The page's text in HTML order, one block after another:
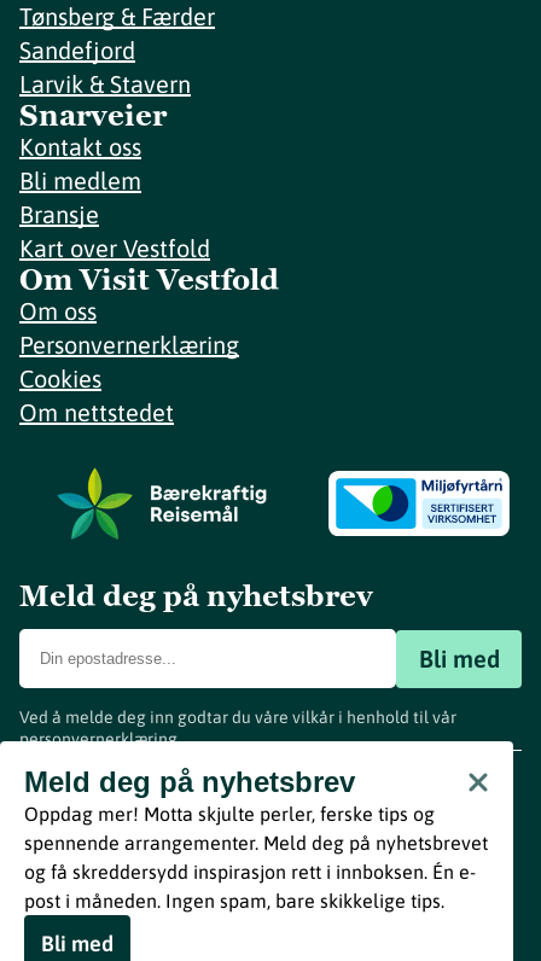
Tønsberg & Færder
Sandefjord
Larvik & Stavern
Snarveier
Kontakt oss
Bli medlem
Bransje
Kart over Vestfold
Om Visit Vestfold
Om oss
Personvernerklæring
Cookies
Om nettstedet
Meld deg på nyhetsbrev
Bli med
Ved å melde deg inn godtar du våre vilkår i henhold til vår
personvernerklæring.
Meld deg på nyhetsbrev
Oppdag mer! Motta skjulte perler, ferske tips og
spennende arrangementer. Meld deg på nyhetsbrevet
og få skreddersydd inspirasjon rett i innboksen. Én e-
post i måneden. Ingen spam, bare skikkelige tips.
Bli med
www.visitvestfold.com
Turistinformasjon
Vestfold Fylkeskommune
ByBreakfast